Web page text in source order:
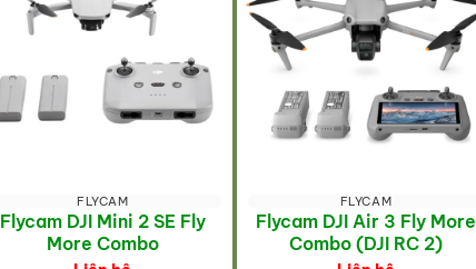
FLYCAM
Flycam DJI Mini 2 SE Fly
More Combo
FLYCAM
Flycam DJI Air 3 Fly More
Combo (DJI RC 2)